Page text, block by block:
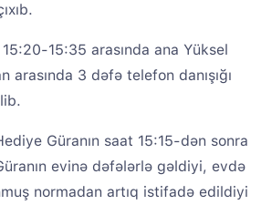
15:35 arasında ana Yüksel
arasında 3 dəfə telefon danışığı
Güranın saat 15:15-dən sonra
evinə dəfələrlə gəldiyi, evdə
normadan artıq istifadə edildiyi